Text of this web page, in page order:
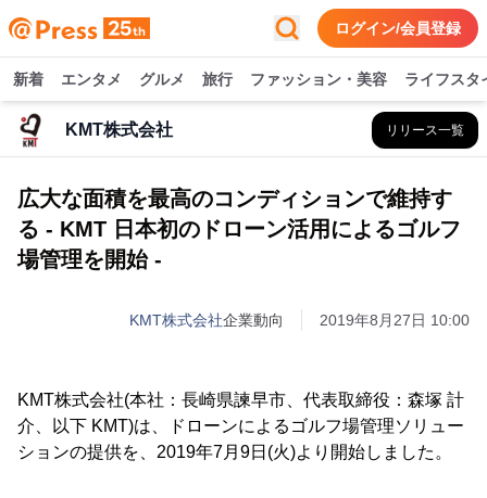
ログイン/会員登録
新着 エンタメ グルメ 旅行 ファッション・美容 ライフスタ
KMT株式会社 リリース一覧
広大な面積を最高のコンディションで維持す
る - KMT 日本初のドローン活用によるゴルフ
場管理を開始 -
KMT株式会社企業動向 2019年8月27日 10:00
KMT株式会社(本社：長崎県諫早市、代表取締役：森塚 計
介、以下 KMT)は、ドローンによるゴルフ場管理ソリュー
ションの提供を、2019年7月9日(火)より開始しました。